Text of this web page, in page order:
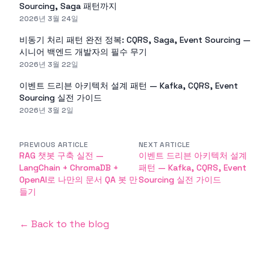
Sourcing, Saga 패턴까지
2026년 3월 24일
비동기 처리 패턴 완전 정복: CQRS, Saga, Event Sourcing —
시니어 백엔드 개발자의 필수 무기
2026년 3월 22일
이벤트 드리븐 아키텍처 설계 패턴 — Kafka, CQRS, Event
Sourcing 실전 가이드
2026년 3월 2일
PREVIOUS ARTICLE
RAG 챗봇 구축 실전 —
LangChain + ChromaDB +
OpenAI로 나만의 문서 QA 봇 만
들기
NEXT ARTICLE
이벤트 드리븐 아키텍처 설계
패턴 — Kafka, CQRS, Event
Sourcing 실전 가이드
← Back to the blog